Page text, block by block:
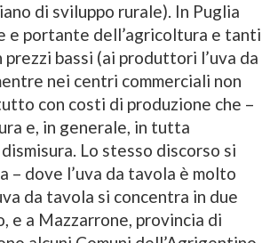
di sviluppo rurale). In Puglia
e portante dell’agricoltura e tanti
bassi (ai produttori l’uva da
nei centri commerciali non
con costi di produzione che –
e, in generale, in tutta
Lo stesso discorso si
– dove l’uva da tavola è molto
da tavola si concentra in due
e a Mazzarrone, provincia di